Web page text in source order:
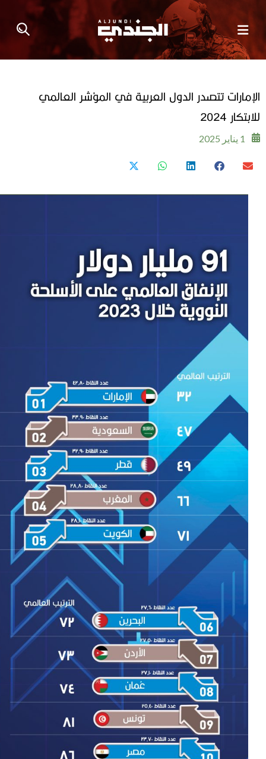
الإمارات تتصدر الدول العربية في المؤشر العالمي
للابتكار 2024
1 يناير 2025